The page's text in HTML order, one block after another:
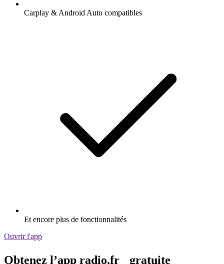
Carplay & Android Auto compatibles
Et encore plus de fonctionnalités
Ouvrir l'app
Obtenez l’app radio.fr gratuite